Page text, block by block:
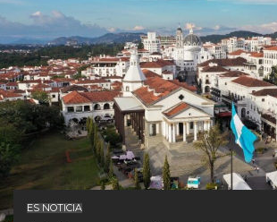
ES NOTICIA